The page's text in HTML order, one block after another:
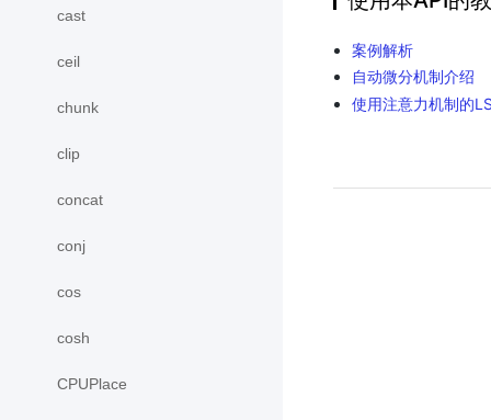
cast
ceil
chunk
clip
concat
conj
cos
cosh
CPUPlace
案例解析
自动微分机制介绍
使用注意力机制的